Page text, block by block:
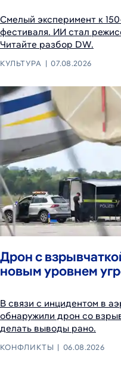
Смелый эксперимент к
фестиваля. ИИ стал
Читайте разбор DW.
КУЛЬТУРА 07.08.2026
Дрон с
новым уровнем
В связи с инцидентом в
обнаружили дрон со
делать выводы рано.
КОНФЛИКТЫ 06.08.2026